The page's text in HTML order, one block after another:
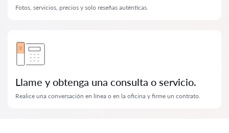
Fotos, servicios, precios y solo reseñas auténticas.
Llame y obtenga una consulta o servicio.
Realice una conversación en línea o en la oficina y firme un contrato.